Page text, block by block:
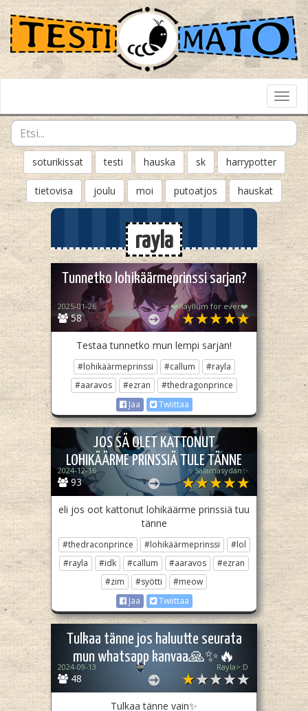
soturikissat testi hauska sk harrypotter
tietovisa joulu moi putoatjos hauskat
rayla
Tunnetko lohikäärmeprinssi sarjan?
58
2025-01-26 ❤️Rayllum for ever❤️
Testaa tunnetko mun lempi sarjan!
#lohikäärmeprinssi #callum
#rayla
#aaravos
#ezran
#thedragonprince
Jaa
Twiittaa
JOS SÄ OLET KATTONUT
LOHIKÄÄRME PRINSSIÄ TULE TÄNNE
93
2024-12-16 ✨Salamasydän✨
eli jos oot kattonut lohikäärme prinssiä tuu
tänne
#thedraconprince #lohikäärmeprinssi
#lol
#rayla
#idk #callum #aaravos
#ezran
#zim
#syötti
#meow
Jaa
Twiittaa
Tulkaa tänne jos haluutte seurata
mun whatsapp kanvaa🙏✨🔥
48
2024-09-13 Rayla>:D
Tulkaa tänne vain✨